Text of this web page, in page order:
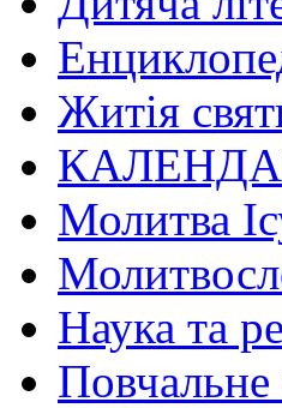
Житія
Молитва
Наука та